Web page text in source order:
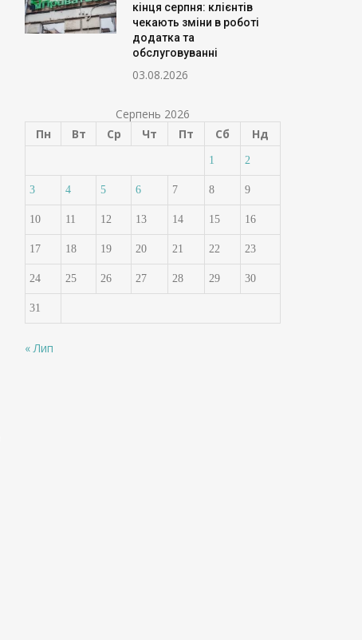
кінця серпня: клієнтів
чекають зміни в роботі
додатка та
обслуговуванні
03.08.2026
Серпень 2026
Пн
Вт Ср Чт Пт Сб Нд
1 2
3 4 5 6 7 8 9
10 11 12 13 14 15 16
17 18 19 20 21 22 23
24 25 26 27 28 29 30
31
« Лип